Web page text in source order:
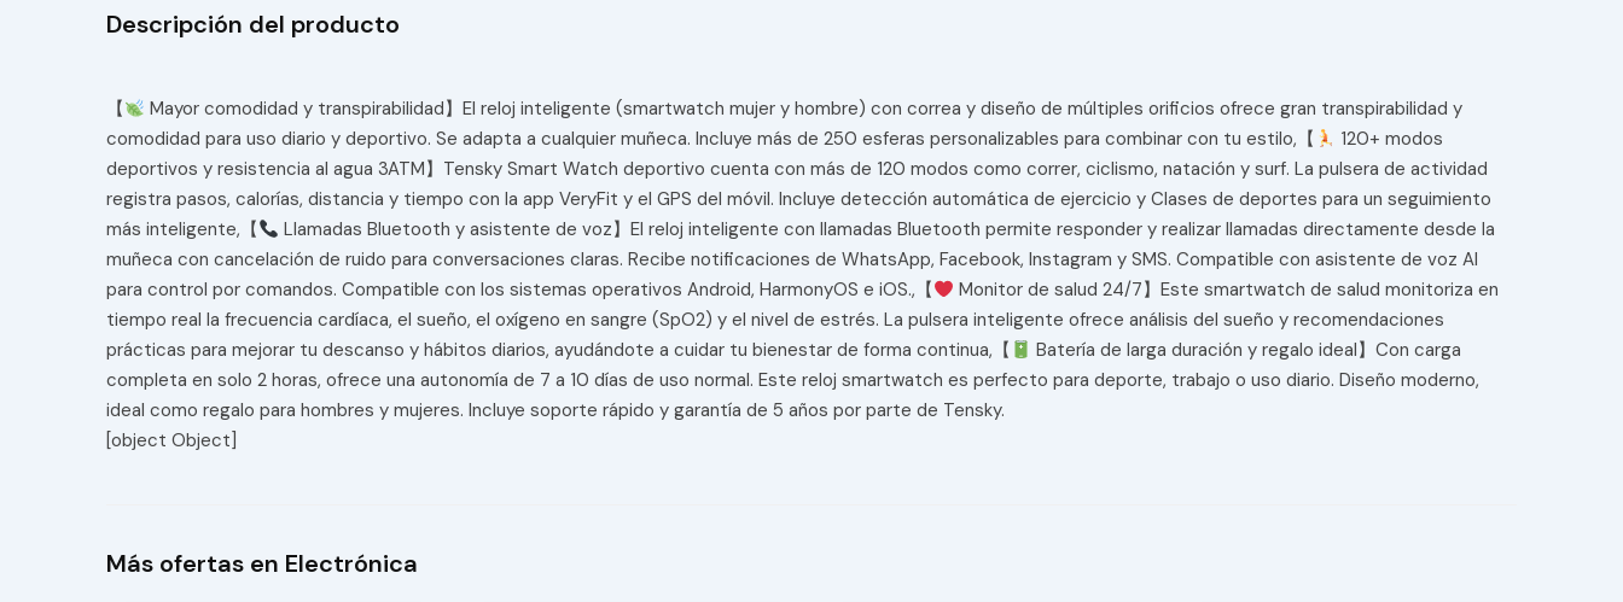
Descripción del producto
【
Mayor comodidad y transpirabilidad】El reloj inteligente (smartwatch mujer y hombre) con correa y diseño de múltiples orificios ofrece gran transpirabilidad y
comodidad para uso diario y deportivo. Se adapta a cualquier muñeca. Incluye más de 250 esferas personalizables para combinar con tu estilo,【
120+ modos
deportivos y resistencia al agua 3ATM】Tensky Smart Watch deportivo cuenta con más de 120 modos como correr, ciclismo, natación y surf. La pulsera de actividad
registra pasos, calorías, distancia y tiempo con la app VeryFit y el GPS del móvil. Incluye detección automática de ejercicio y Clases de deportes para un seguimiento
más inteligente,【
Llamadas Bluetooth y asistente de voz】El reloj inteligente con llamadas Bluetooth permite responder y realizar llamadas directamente desde la
muñeca con cancelación de ruido para conversaciones claras. Recibe notificaciones de WhatsApp, Facebook, Instagram y SMS. Compatible con asistente de voz AI
para control por comandos. Compatible con los sistemas operativos Android, HarmonyOS e iOS.,【
Monitor de salud 24/7】Este smartwatch de salud monitoriza en
tiempo real la frecuencia cardíaca, el sueño, el oxígeno en sangre (SpO2) y el nivel de estrés. La pulsera inteligente ofrece análisis del sueño y recomendaciones
prácticas para mejorar tu descanso y hábitos diarios, ayudándote a cuidar tu bienestar de forma continua,【
Batería de larga duración y regalo ideal】Con carga
completa en solo 2 horas, ofrece una autonomía de 7 a 10 días de uso normal. Este reloj smartwatch es perfecto para deporte, trabajo o uso diario. Diseño moderno,
ideal como regalo para hombres y mujeres. Incluye soporte rápido y garantía de 5 años por parte de Tensky.
[object Object]
Más ofertas en Electrónica